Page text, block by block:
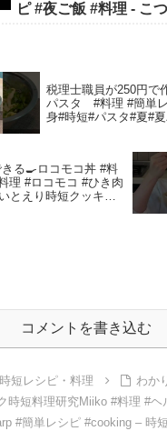
ピ #夜ご飯 #料理 - こ
税理士職員が250円で
パスタ #料理 #簡単
身#時短#パスタ#夏#夏
る🍳ロコモコ丼 #料
理 #ロコモコ #ひき肉
とえり時短クッキン
コメントを書き込む
時短レシピ・料理
わか
時短料理研究Miiko #料理 #ヘ
#簡単レシピ #cooking – 時